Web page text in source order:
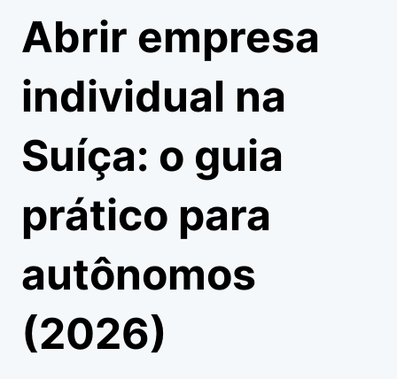
Abrir empresa
individual na
Suíça: o guia
prático para
autônomos
(2026)